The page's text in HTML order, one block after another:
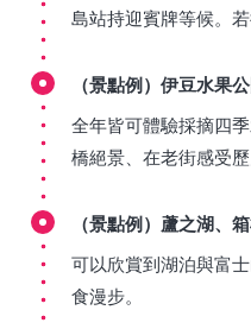
島站持迎賓牌等候。
（景點例）伊豆水果
全年皆可體驗採摘四
橋絕景、在老街感受
（景點例）蘆之湖、
可以欣賞到湖泊與富
食漫步。